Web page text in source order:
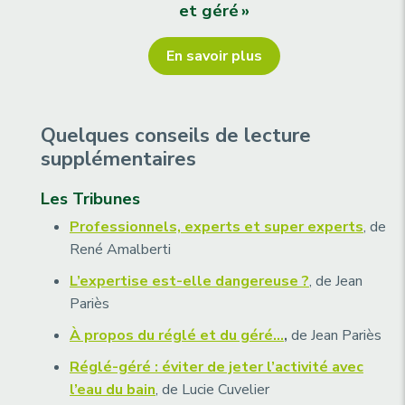
et géré »
En savoir plus
Quelques conseils de lecture
supplémentaires
Les Tribunes
Professionnels, experts et super experts, de
René Amalberti
L’expertise est-elle dangereuse ?, de Jean
Pariès
À propos du réglé et du géré…, de Jean Pariès
Réglé-géré : éviter de jeter l’activité avec
l’eau du bain, de Lucie Cuvelier